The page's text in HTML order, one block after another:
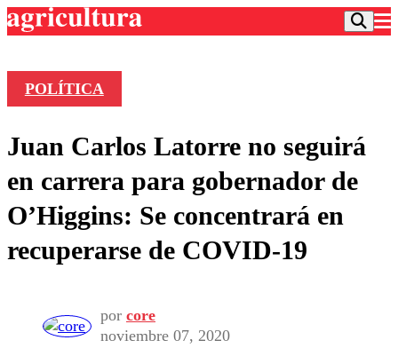
Frecuencias
Agricultura TV
Deportes
Colo Colo
Motor
Torneo Internacional
Torneo Nacional
Entretención
Noticias
Internacional
Nacional
Vida Social
Programas
POLÍTICA
Juan Carlos Latorre no seguirá
en carrera para gobernador de
O’Higgins: Se concentrará en
recuperarse de COVID-19
por core
noviembre 07, 2020